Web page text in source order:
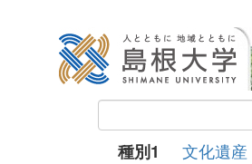
種別1 文化遺産